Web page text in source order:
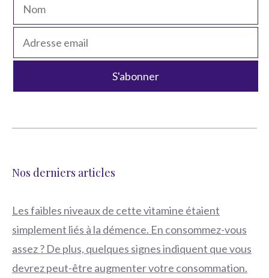
Nos derniers articles
Les faibles niveaux de cette vitamine étaient
simplement liés à la démence. En consommez-vous
assez ? De plus, quelques signes indiquent que vous
devrez peut-être augmenter votre consommation.